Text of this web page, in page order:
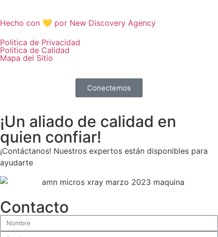
Hecho con 💛 por New Discovery Agency
Politica de Privacidad
Politica de Calidad
Mapa del Sitio
Conectemos
¡Un aliado de calidad en
quien confiar!
¡Contáctanos! Nuestros expertos están disponibles para
ayudarte
Contacto